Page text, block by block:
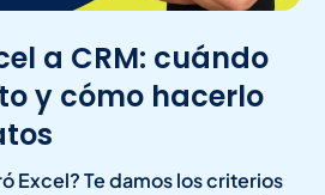
a CRM: cuándo
y cómo hacerlo
Excel? Te damos los criterios